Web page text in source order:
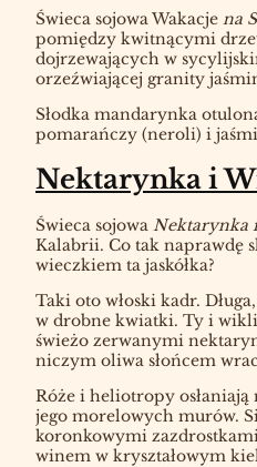
Świeca sojowa Wakacje na
pomiędzy kwitnącymi
dojrzewających w
orzeźwiającej granity
Słodka mandarynka
pomarańczy (neroli) i
Nektarynka i
Świeca sojowa Nektarynka
Kalabrii. Co tak naprawdę
wieczkiem ta jaskółka?
Taki oto włoski kadr.
w drobne kwiatki. Ty i
świeżo zerwanymi
niczym oliwa słońcem
Róże i heliotropy osłaniają
jego morelowych murów.
koronkowymi
winem w kryształowym